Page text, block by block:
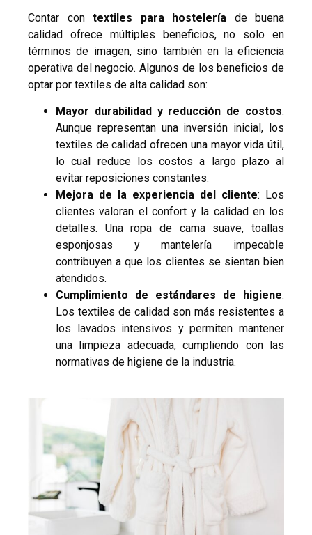
Contar con textiles para hostelería de buena
calidad ofrece múltiples beneficios, no solo en
términos de imagen, sino también en la eficiencia
operativa del negocio. Algunos de los beneficios de
optar por textiles de alta calidad son:
Mayor durabilidad y reducción de costos:
Aunque representan una inversión inicial, los
textiles de calidad ofrecen una mayor vida útil,
lo cual reduce los costos a largo plazo al
evitar reposiciones constantes.
Mejora de la experiencia del cliente: Los
clientes valoran el confort y la calidad en los
detalles. Una ropa de cama suave, toallas
esponjosas y mantelería impecable
contribuyen a que los clientes se sientan bien
atendidos.
Cumplimiento de estándares de higiene:
Los textiles de calidad son más resistentes a
los lavados intensivos y permiten mantener
una limpieza adecuada, cumpliendo con las
normativas de higiene de la industria.